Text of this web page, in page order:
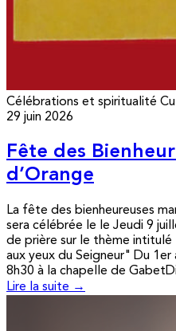
Célébrations et spiritualité
29 juin 2026
Fête des
d’Orange
La fête des bienheureuses
sera célébrée le le Jeudi 9
de prière sur le thème intitulé
aux yeux du Seigneur" Du
8h30 à la chapelle de
Lire la suite →